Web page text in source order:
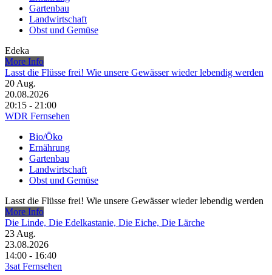
Gartenbau
Landwirtschaft
Obst und Gemüse
Edeka
More Info
Lasst die Flüsse frei! Wie unsere Gewässer wieder lebendig werden
20 Aug.
20.08.2026
20:15 - 21:00
WDR Fernsehen
Bio/Öko
Ernährung
Gartenbau
Landwirtschaft
Obst und Gemüse
Lasst die Flüsse frei! Wie unsere Gewässer wieder lebendig werden
More Info
Die Linde, Die Edelkastanie, Die Eiche, Die Lärche
23 Aug.
23.08.2026
14:00 - 16:40
3sat Fernsehen